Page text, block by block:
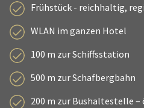
Frühstück - reichhaltig,
WLAN im ganzen Hotel
100 m zur Schiffsstation
500 m zur Schafbergbahn
200 m zur Bushaltestelle